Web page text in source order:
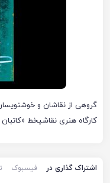
گروهی از نقاشان و
کارگاه هنری نقاشیخط
اشتراک گذاری در فیسبوک